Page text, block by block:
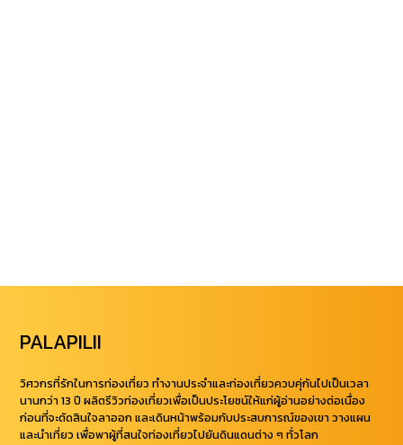
PALAPILII
วิศวกรที่รักในการท่องเที่ยว ทำงานประจำและท่องเที่ยวควบคุ่กันไปเป็นเวลา
นานกว่า 13 ปี ผลิตรีวิวท่องเที่ยวเพื่อเป็นประโยชน์ให้แก่ผู้อ่านอย่างต่อเนื่อง
ก่อนที่จะตัดสินใจลาออก และเดินหน้าพร้อมกับประสบการณ์ของเขา วางแผน
และนำเที่ยว เพื่อพาผู้ที่สนใจท่องเที่ยวไปยันดินแดนต่าง ๆ ทั่วโลก